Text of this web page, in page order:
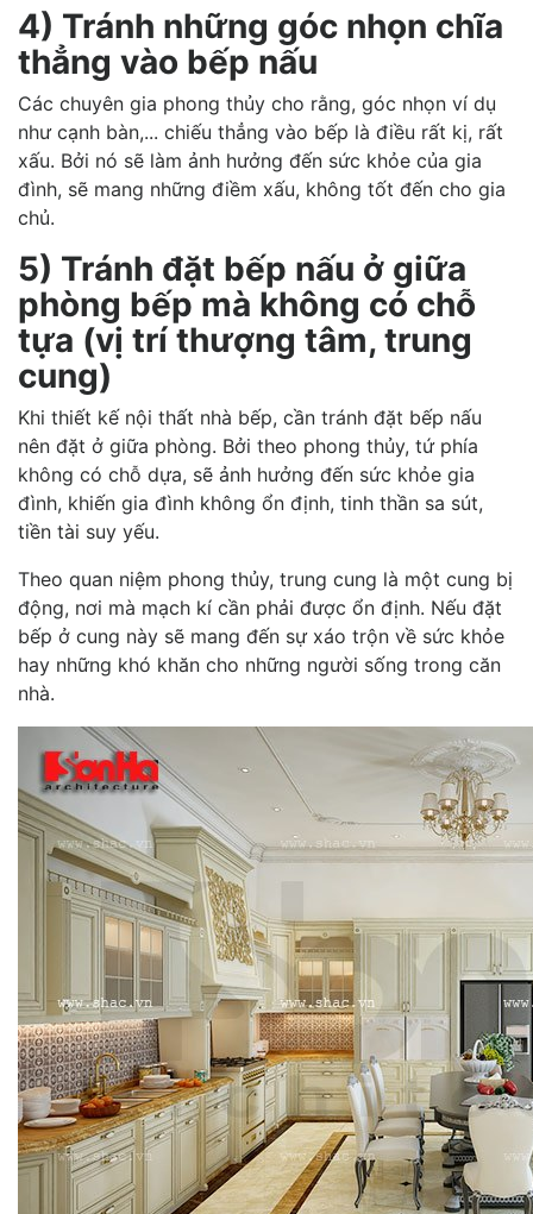
4) Tránh những góc nhọn chĩa
thẳng vào bếp nấu
Các chuyên gia phong thủy cho rằng, góc nhọn ví dụ
như cạnh bàn,... chiếu thẳng vào bếp là điều rất kị, rất
xấu. Bởi nó sẽ làm ảnh hưởng đến sức khỏe của gia
đình, sẽ mang những điềm xấu, không tốt đến cho gia
chủ.
5) Tránh đặt bếp nấu ở giữa
phòng bếp mà không có chỗ
tựa (vị trí thượng tâm, trung
cung)
Khi thiết kế nội thất nhà bếp, cần tránh đặt bếp nấu
nên đặt ở giữa phòng. Bởi theo phong thủy, tứ phía
không có chỗ dựa, sẽ ảnh hưởng đến sức khỏe gia
đình, khiến gia đình không ổn định, tinh thần sa sút,
tiền tài suy yếu.
Theo quan niệm phong thủy, trung cung là một cung bị
động, nơi mà mạch kí cần phải được ổn định. Nếu đặt
bếp ở cung này sẽ mang đến sự xáo trộn về sức khỏe
hay những khó khăn cho những người sống trong căn
nhà.